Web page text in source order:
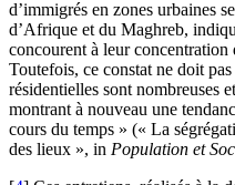
d’immigrés en zones urbaines
d’Afrique et du Maghreb,
concourent à leur
Toutefois, ce constat ne doit
résidentielles sont nombreuses
montrant à nouveau une
cours du temps » (« La
des lieux », in Population et